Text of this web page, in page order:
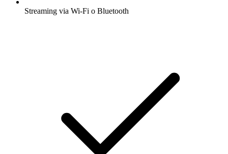
Streaming via Wi-Fi o Bluetooth